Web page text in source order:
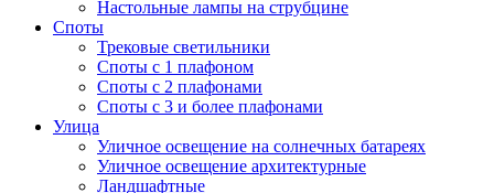
Настольные лампы на струбцине
Споты
Трековые светильники
Споты с 1 плафоном
Споты с 2 плафонами
Споты с 3 и более плафонами
Улица
Уличное освещение на солнечных батареях
Уличное освещение архитектурные
Ландшафтные